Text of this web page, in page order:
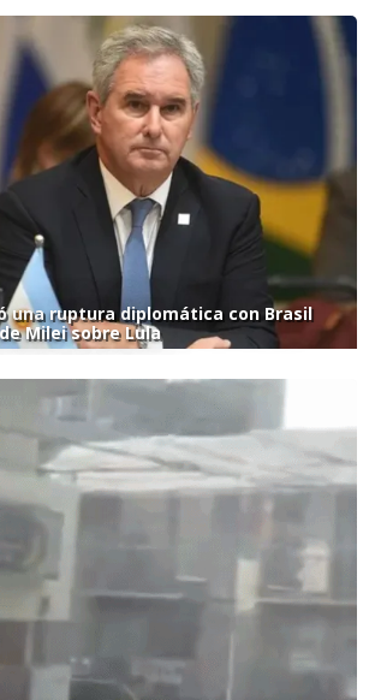
una ruptura diplomática con Brasil
Milei sobre Lula